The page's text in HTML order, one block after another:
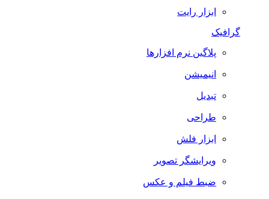
ابزار رایت
گرافیک
پلاگین نرم افزارها
انیمیشن
تبدیل
طراحی
ابزار فلش
ویرایشگر تصویر
ضبط فيلم و عكس